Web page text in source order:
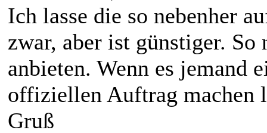
Ich lasse die so nebenher
zwar, aber ist günstiger. So
anbieten. Wenn es jemand
offiziellen Auftrag machen
Gruß